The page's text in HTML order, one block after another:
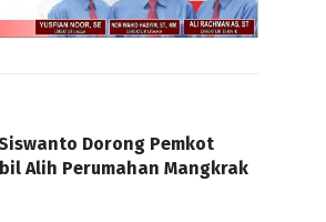
Dorong Pemkot
Alih Perumahan Mangkrak